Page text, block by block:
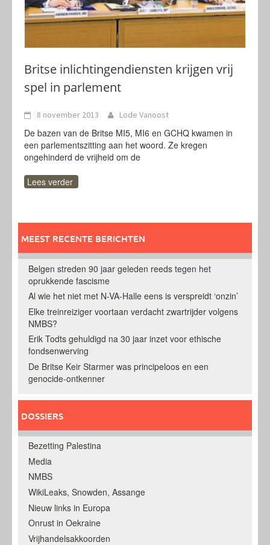
Britse inlichtingendiensten krijgen vrij
spel in parlement
8 november 2013 Lode Vanoost
De bazen van de Britse MI5, MI6 en GCHQ kwamen in
een parlementszitting aan het woord. Ze kregen
ongehinderd de vrijheid om de
Lees verder
MEEST RECENTE BERICHTEN
Belgen streden 90 jaar geleden reeds tegen het
oprukkende fascisme
Al wie het niet met N-VA-Halle eens is verspreidt ‘onzin’
Elke treinreiziger voortaan verdacht zwartrijder volgens
NMBS?
Erik Todts gehuldigd na 30 jaar inzet voor ethische
fondsenwerving
De Britse Keir Starmer was principeloos en een
genocide-ontkenner
DOSSIERS
Bezetting Palestina
Media
NMBS
WikiLeaks, Snowden, Assange
Nieuw links in Europa
Onrust in Oekraine
Vrijhandelsakkoorden